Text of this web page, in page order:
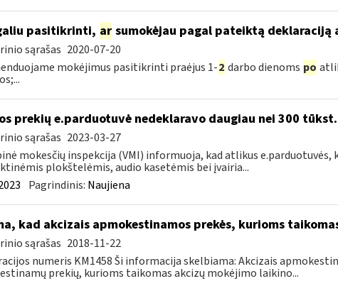
pasitikrinti, arsumokėjau pagal pateiktą deklaraciją
sąrašas 2020-07-20
mokėjimus pasitikrinti praėjus 1-2 darbo dienoms po
prekių e.parduotuvė nedeklaravo daugiau nei 300
sąrašas 2023-03-27
mokesčių inspekcija (VMI) informuoja, kad atlikus
plokštelėmis, audio kasetėmis bei įvairia...
Pagrindinis: Naujiena
kad akcizais apmokestinamos prekės, kurioms
sąrašas 2018-11-22
numeris KM1458 Ši informacija skelbiama: Akcizais
prekių, kurioms taikomas akcizų mokėjimo laikino...